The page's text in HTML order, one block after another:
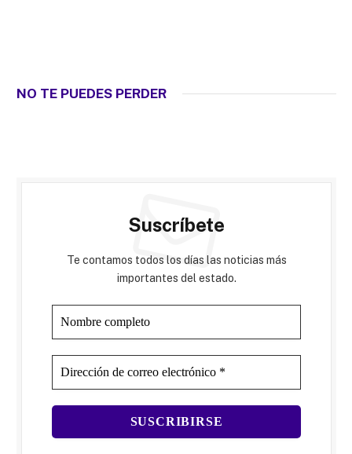
NO TE PUEDES PERDER
Suscríbete
Te contamos todos los días las noticias más
importantes del estado.